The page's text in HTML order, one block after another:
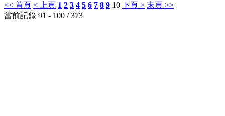
<< 首頁 < 上頁 1 2 3 4 5 6 7 8 9 10 下頁 > 末頁 >>
當前記錄 91 - 100 / 373